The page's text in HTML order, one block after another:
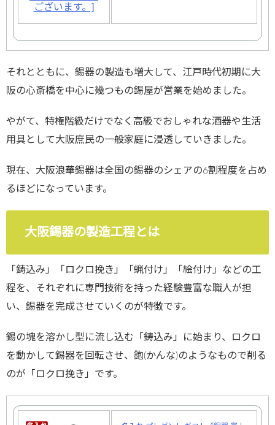
それとともに、錫器の製造も増大して、江戸時代初期に大
阪の心斎橋を中心に幾つもの錫屋が営業を始めました。
やがて、特権階級だけでなく高級でおしゃれな酒器や生活
用具として大阪庶民の一般家庭に浸透していきました。
現在、大阪浪華錫器は全国の錫器のシェアの6割程度を占め
るほどになっています。
大阪錫器の製造工程とは
「鋳込み」「ロクロ挽き」「蝋付け」「絵付け」などの工
程を、それぞれに専門技術を持った経験豊富な職人が担
い、錫器を完成させていくのが特徴です。
錫の塊を溶かし型に流し込む「鋳込み」に始まり、ロクロ
を動かして錫器を回転させ、鉋(かんな)のようなもので削る
のが「ロクロ挽き」です。